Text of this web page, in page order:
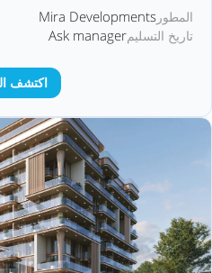
المطور Mira Developments
تاريخ التسليمAsk manager
اكتشف